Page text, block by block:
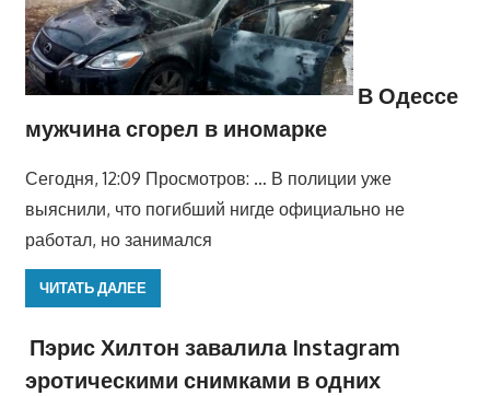
В Одессе
мужчина сгорел в иномарке
Сегодня, 12:09 Просмотров: … В полиции уже
выяснили, что погибший нигде официально не
работал, но занимался
ЧИТАТЬ ДАЛЕЕ
Пэрис Хилтон завалила Instagram
эротическими снимками в одних